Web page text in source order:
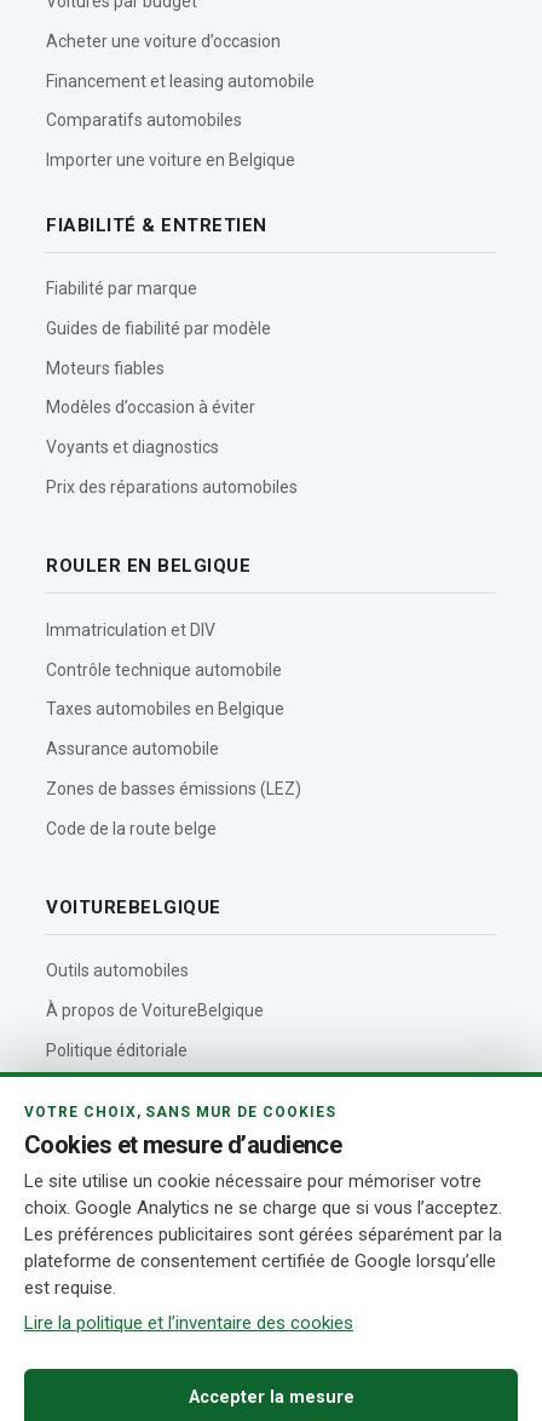
Acheter une voiture d’occasion
Financement et leasing automobile
Comparatifs automobiles
Importer une voiture en Belgique
FIABILITÉ & ENTRETIEN
Fiabilité par marque
Guides de fiabilité par modèle
Moteurs fiables
Modèles d’occasion à éviter
Voyants et diagnostics
Prix des réparations automobiles
ROULER EN BELGIQUE
Immatriculation et DIV
Contrôle technique automobile
Taxes automobiles en Belgique
Assurance automobile
Zones de basses émissions (LEZ)
Code de la route belge
VOITUREBELGIQUE
Outils automobiles
À propos de VoitureBelgique
Politique éditoriale
Rédaction et auteurs
Transparence
© 2026 VoitureBelgique.com
CookiesConditions d’utilisation Transparence
VOTRE CHOIX, SANS MUR DE COOKIES
Cookies et mesure d’audience
Le site utilise un cookie nécessaire pour mémoriser votre
choix. Google Analytics ne se charge que si vous l’acceptez.
Les préférences publicitaires sont gérées séparément par la
plateforme de consentement certifiée de Google lorsqu’elle
est requise.
Lire la politique et l’inventaire des cookies
Accepter la mesure